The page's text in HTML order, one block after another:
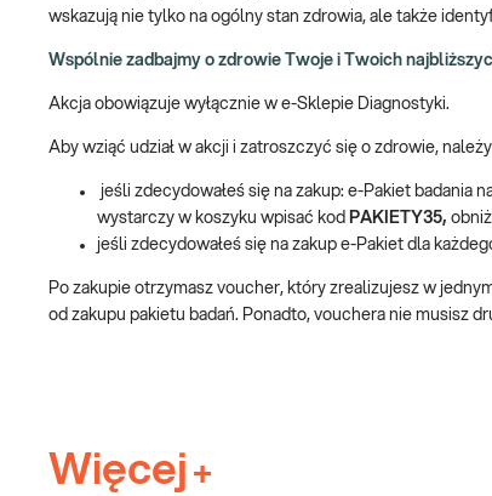
wskazują nie tylko na ogólny stan zdrowia, ale także
Wspólnie zadbajmy o zdrowie Twoje i Twoich
Akcja obowiązuje wyłącznie w e-Sklepie Diagnostyki.
Aby wziąć udział w akcji i zatroszczyć się o zdrowie,
jeśli zdecydowałeś się na zakup: e-Pakiet badania
wystarczy w koszyku wpisać kod PAKIETY35,
jeśli zdecydowałeś się na zakup e-Pakiet dla
Po zakupie otrzymasz voucher, który zrealizujesz w
od zakupu pakietu badań. Ponadto, vouchera nie musisz
Więcej +